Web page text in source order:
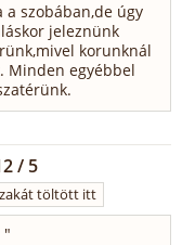
szobában,de úgy
jeleznünk
korunknál
Minden egyébbel
/ 5
töltött itt
"